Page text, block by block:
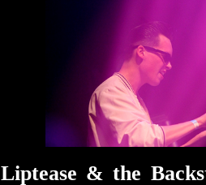
Liptease & the